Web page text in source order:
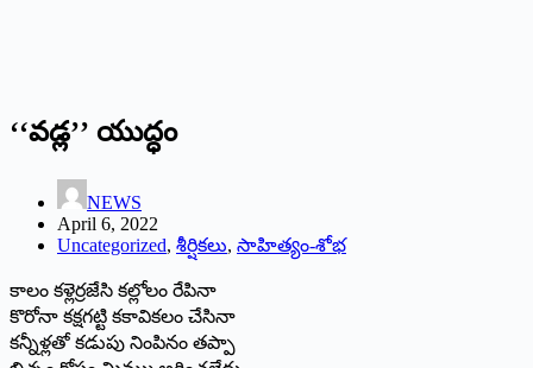
‘‘‌వడ్ల’’ యుద్ధం
NEWS
April 6, 2022
Uncategorized, శీర్షికలు, సాహిత్యం-శోభ
కాలం కళ్లెర్రజేసి కల్లోలం రేపినా
కొరోనా కక్షగట్టి కకావికలం చేసినా
కన్నీళ్లతో కడుపు నింపినం తప్పా